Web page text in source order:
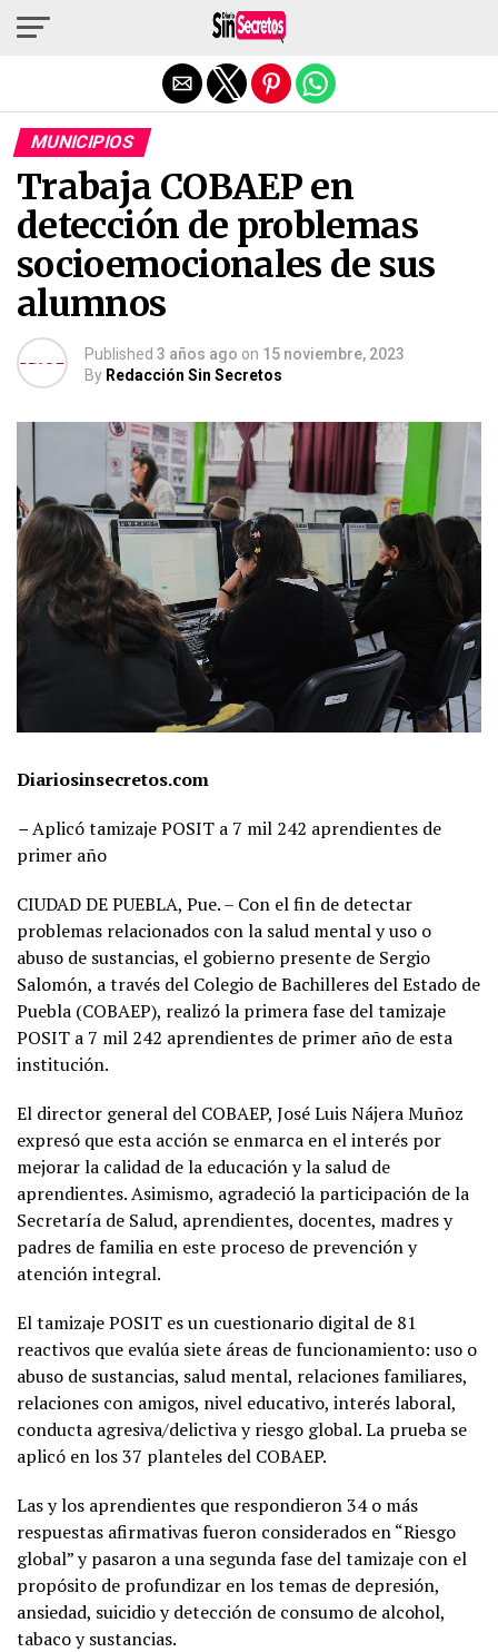
MUNICIPIOS
Trabaja COBAEP en
detección de problemas
socioemocionales de sus
alumnos
Published 3 años ago on 15 noviembre, 2023
By Redacción Sin Secretos
Diariosinsecretos.com
–Aplicó tamizaje POSIT a 7 mil 242 aprendientes de
primer año
CIUDAD DE PUEBLA, Pue. – Con el fin de detectar
problemas relacionados con la salud mental y uso o
abuso de sustancias, el gobierno presente de Sergio
Salomón, a través del Colegio de Bachilleres del Estado de
Puebla (COBAEP), realizó la primera fase del tamizaje
POSIT a 7 mil 242 aprendientes de primer año de esta
institución.
El director general del COBAEP, José Luis Nájera Muñoz
expresó que esta acción se enmarca en el interés por
mejorar la calidad de la educación y la salud de
aprendientes. Asimismo, agradeció la participación de la
Secretaría de Salud, aprendientes, docentes, madres y
padres de familia en este proceso de prevención y
atención integral.
El tamizaje POSIT es un cuestionario digital de 81
reactivos que evalúa siete áreas de funcionamiento: uso o
abuso de sustancias, salud mental, relaciones familiares,
relaciones con amigos, nivel educativo, interés laboral,
conducta agresiva/delictiva y riesgo global. La prueba se
aplicó en los 37 planteles del COBAEP.
Las y los aprendientes que respondieron 34 o más
respuestas afirmativas fueron considerados en “Riesgo
global” y pasaron a una segunda fase del tamizaje con el
propósito de profundizar en los temas de depresión,
ansiedad, suicidio y detección de consumo de alcohol,
tabaco y sustancias.
Salir de la versión móvil